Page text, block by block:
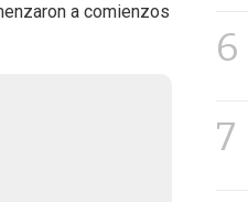
a comienzos
6
7